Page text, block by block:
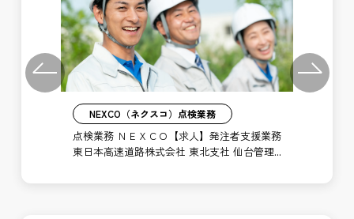
Previous
NEXCO（ネクスコ）点検業務
点検業務 ＮＥＸＣＯ【求人】発注者支援業務
東日本高速道路株式会社 東北支社 仙台管理
Next